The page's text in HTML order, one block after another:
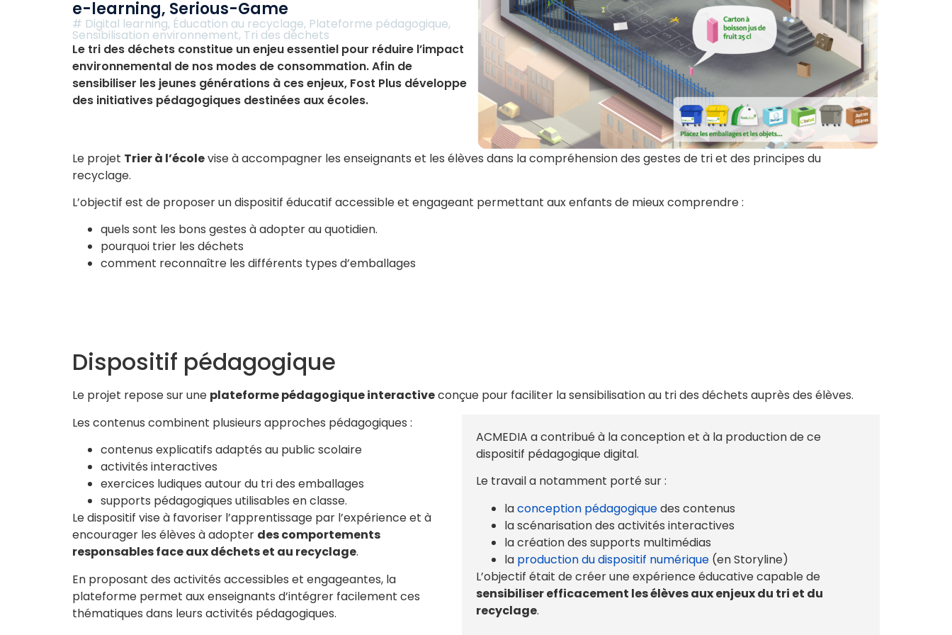
e-learning, Serious-Game
# Digital learning, Éducation au recyclage, Plateforme pédagogique,
Sensibilisation environnement, Tri des déchets
Le tri des déchets constitue un enjeu essentiel pour réduire l’impact
environnemental de nos modes de consommation. Afin de
sensibiliser les jeunes générations à ces enjeux, Fost Plus développe
des initiatives pédagogiques destinées aux écoles.
Le projet Trier à l’écolevise à accompagner les enseignants et les élèves dans la compréhension des gestes de tri et des principes du
recyclage.
L’objectif est de proposer un dispositif éducatif accessible et engageant permettant aux enfants de mieux comprendre :
quels sont les bons gestes à adopter au quotidien.
pourquoi trier les déchets
comment reconnaître les différents types d’emballages
Dispositif pédagogique
Le projet repose sur une plateforme pédagogique interactiveconçue pour faciliter la sensibilisation au tri des déchets auprès des élèves.
Les contenus combinent plusieurs approches pédagogiques :
contenus explicatifs adaptés au public scolaire
activités interactives
exercices ludiques autour du tri des emballages
supports pédagogiques utilisables en classe.
Le dispositif vise à favoriser l’apprentissage par l’expérience et à
encourager les élèves à adopter des comportements
responsables face aux déchets et au recyclage.
En proposant des activités accessibles et engageantes, la
plateforme permet aux enseignants d’intégrer facilement ces
thématiques dans leurs activités pédagogiques.
ACMEDIA a contribué à la conception et à la production de ce
dispositif pédagogique digital.
Le travail a notamment porté sur :
laconception pédagogiquedes contenus
la scénarisation des activités interactives
la création des supports multimédias
la production du dispositif numérique (en Storyline)
L’objectif était de créer une expérience éducative capable de
sensibiliser efficacement les élèves aux enjeux du tri et du
recyclage.